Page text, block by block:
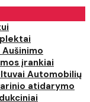
Aušinimo
įrankiai
Automobilių
atidarymo